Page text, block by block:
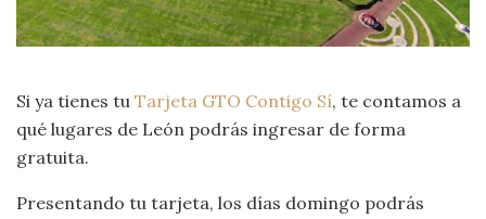
Si ya tienes tu Tarjeta GTO Contigo Sí, te contamos a
qué lugares de León podrás ingresar de forma
gratuita.
Presentando tu tarjeta, los días domingo podrás